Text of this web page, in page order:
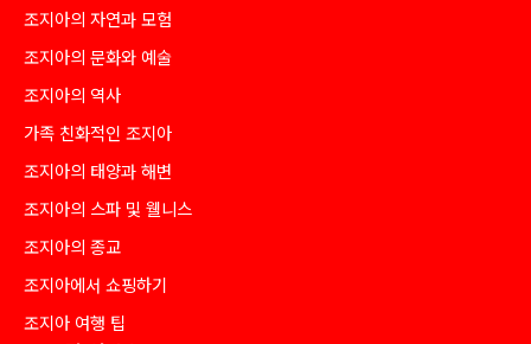
조지아의 자연과 모험
조지아의 문화와 예술
조지아의 역사
가족 친화적인 조지아
조지아의 태양과 해변
조지아의 스파 및 웰니스
조지아의 종교
조지아에서 쇼핑하기
조지아 여행 팁